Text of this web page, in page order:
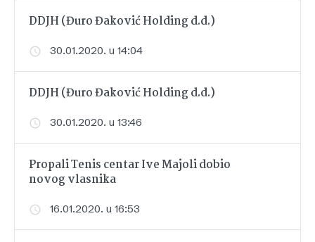
DDJH (Đuro Đaković Holding d.d.)
30.01.2020. u 14:04
DDJH (Đuro Đaković Holding d.d.)
30.01.2020. u 13:46
Propali Tenis centar Ive Majoli dobio
novog vlasnika
16.01.2020. u 16:53